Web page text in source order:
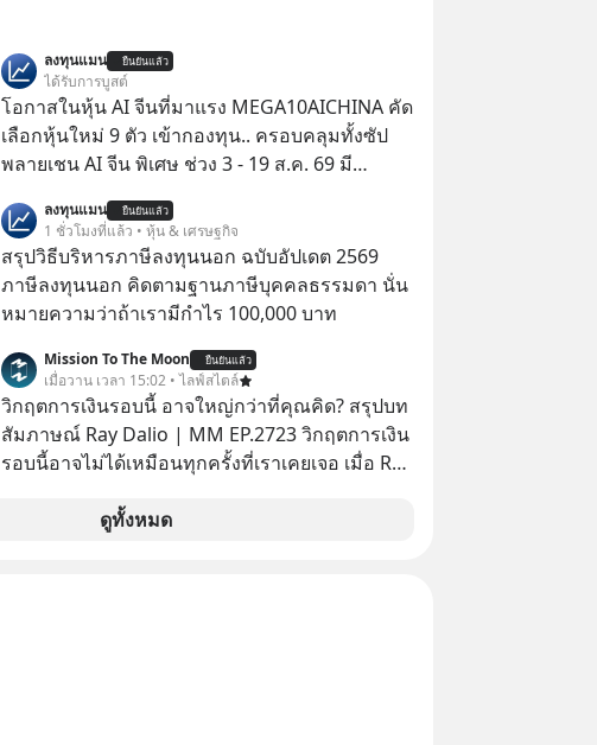
ลงทุนแมน ยืนยันแล้ว
ได้รับการบูสต์
โอกาสในหุ้น AI จีนที่มาแรง MEGA10AICHINA คัด
เลือกหุ้นใหม่ 9 ตัว เข้ากองทุน.. ครอบคลุมทั้งซัป
พลายเชน AI จีน พิเศษ ช่วง 3 - 19 ส.ค. 69 มี
บาทขึ้นไป ฟรีค่าธรรมเนียมซื้อ
ลงทุนแมน ยืนยันแล้ว
1 ชั่วโมงที่แล้ว • หุ้น & เศรษฐกิจ
สรุปวิธีบริหารภาษีลงทุนนอก ฉบับอัปเดต 2569
ภาษีลงทุนนอก คิดตามฐานภาษีบุคคลธรรมดา นั่น
หมายความว่าถ้าเรามีกำไร 100,000 บาท
Mission To The Moon ยืนยันแล้ว
เมื่อวาน เวลา 15:02 • ไลฟ์สไตล์
วิกฤตการเงินรอบนี้ อาจใหญ่กว่าที่คุณคิด? สรุปบท
สัมภาษณ์ Ray Dalio | MM EP.2723 วิกฤตการเงิน
รอบนี้อาจไม่ได้เหมือนทุกครั้งที่เราเคยเจอ เมื่อ Ray
ต่อหลายครั้ง ออกมาส่งสัญญาณเตือนระเบิดเวลา
ดูทั้งหมด